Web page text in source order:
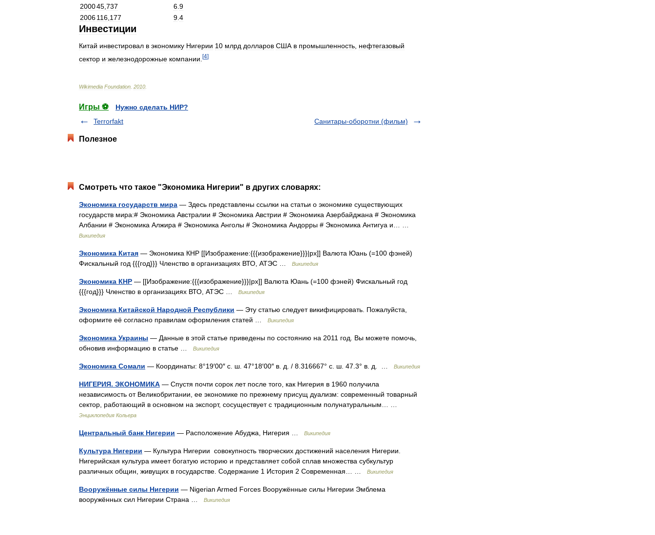
200045,737 6.9
2006116,177 9.4
Инвестиции
Китай инвестировал в экономику Нигерии 10 млрд долларов США в промышленность, нефтегазовый
сектор и железнодорожные компании [4]
Wikimedia Foundation 2010
Игры ⚽
Нужно сделать НИР?
Terrorfakt
Санитары-оборотни (фильм)
Полезное
Смотреть что такое "Экономика Нигерии" в других словарях:
Экономика государств мира — Здесь представлены ссылки на статьи о экономике существующих
государств мира:# Экономика Австралии # Экономика Австрии # Экономика Азербайджана # Экономика
Албании # Экономика Алжира # Экономика Анголы # Экономика Андорры # Экономика Антигуа и… …
Википедия
Экономика Китая — Экономика КНР [[Изображение:{{{изображение}}}|px]] Валюта Юань (=100 фэней)
Фискальный год {{{год}}} Членство в организациях ВТО, АТЭС …
Википедия
Экономика КНР — [[Изображение:{{{изображение}}}|px]] Валюта Юань (=100 фэней) Фискальный год
{{{год}}} Членство в организациях ВТО, АТЭС …
Википедия
Экономика Китайской Народной Республики — Эту статью следует викифицировать. Пожалуйста,
оформите её согласно правилам оформления статей …
Википедия
Экономика Украины — Данные в этой статье приведены по состоянию на 2011 год. Вы можете помочь,
обновив информацию в статье …
Википедия
Экономика Сомали — Координаты: 8°19′00″ с. ш. 47°18′00″ в. д. / 8.316667° с. ш. 47.3° в. д. … Википедия
НИГЕРИЯ. ЭКОНОМИКА — Спустя почти сорок лет после того, как Нигерия в 1960 получила
независимость от Великобритании, ее экономике по прежнему присущ дуализм: современный товарный
сектор, работающий в основном на экспорт, сосуществует с традиционным полунатуральным… …
Энциклопедия Кольера
Центральный банк Нигерии — Расположение Абуджа, Нигерия … Википедия
Культура Нигерии — Культура Нигерии совокупность творческих достижений населения Нигерии.
Нигерийская культура имеет богатую историю и представляет собой сплав множества субкультур
различных общин, живущих в государстве. Содержание 1 История 2 Современная… …
Википедия
Вооружённые силы Нигерии — Nigerian Armed Forces Вооружённые силы Нигерии Эмблема
вооружённых сил Нигерии Страна …
Википедия